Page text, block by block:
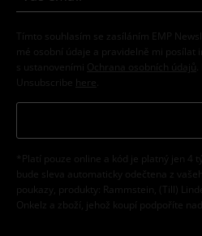
Tímto souhlasím se zasíláním EMP
mé osobní údaje a pravidelně mi posílat
s ustanoveními
Ochrana osobních údajů
Unsubscribe here
*Platí pouze online a kód je platný jen 4
bude sleva automaticky odečtena z
poukazy, produkty: Rammstein, (Till)
Onkelz a zboží, jehož koupí podpoříte